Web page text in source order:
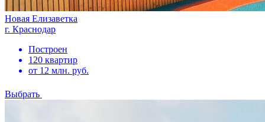
Новая Елизаветка
г. Краснодар
Построен
120 квартир
от 12 млн. руб.
Выбрать